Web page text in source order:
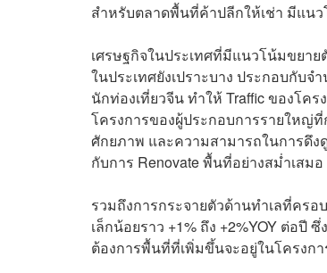
สำหรับตลาดพื้นที่ค้าปลีกให้เช่า มีแนว
เศรษฐกิจในประเทศที่มีแนวโน้มขยา
ในประเทศยังเปราะบาง ประกอบกับ
นักท่องเที่ยวจีน ทำให้ Traffic ของโค
โครงการของผู้ประกอบการรายใหญ่
ศักยภาพ และความสามารถในการดึง
กับการ Renovate พื้นที่อย่างสม่ำเสมอ
รวมถึงการกระจายตัวด้านทำเลที่คร
เล็กน้อยราว +1% ถึง +2%YOY ต่อปี
ต้องการพื้นที่ที่เพิ่มขึ้นจะอยู่ในโครงก